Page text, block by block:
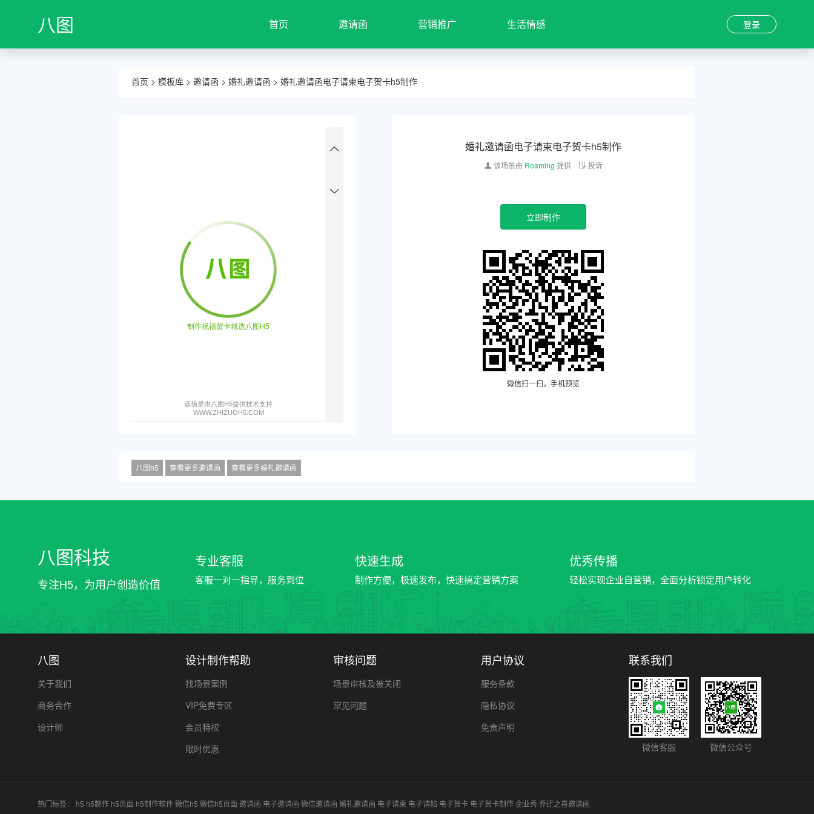
八图 登录
首页 邀请函 营销推广 生活情感
首页 > 模板库 > 邀请函 > 婚礼邀请函 > 婚礼邀请函电子请柬电子贺卡h5制作
婚礼邀请函电子请柬电子贺卡h5制作
该场景由 Roaming 提供 投诉
立即制作
微信扫一扫，手机预览
八图h5 查看更多邀请函 查看更多婚礼邀请函
八图科技
专注H5，为用户创造价值
专业客服
客服一对一指导，服务到位
快速生成
制作方便，极速发布，快速搞定营销方案
优秀传播
轻松实现企业自营销，全面分析锁定用户转化
八图
关于我们
商务合作
设计师
设计制作帮助
找场景案例
VIP免费专区
会员特权
限时优惠
审核问题
场景审核及被关闭
常见问题
用户协议
服务条款
隐私协议
免责声明
联系我们
微信客服 微信公众号
热门标签： h5 h5制作 h5页面 h5制作软件微信h5 微信h5页面邀请函 电子邀请函 微信邀请函 婚礼邀请函 电子请柬 电子请帖 电子贺卡 电子贺卡制作企业秀 乔迁之喜邀请函